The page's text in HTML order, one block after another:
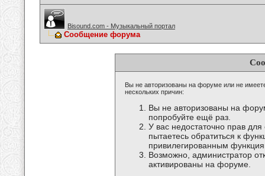
Bisound.com - Музыкальный портал
Сообщение форума
Вы не авторизованы на форуме или не
нескольких причин:
Вы не авторизованы на
попробуйте ещё раз.
У вас недостаточно прав
пытаетесь обратиться к
привилегированным
Возможно, администратор
активированы на форуме.